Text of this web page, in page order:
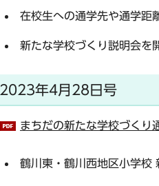
在校生への通学先や通学距
新たな学校づくり説明会を
2023年4月28日号
まちだの新たな学校づく
鶴川東・鶴川西地区小学校